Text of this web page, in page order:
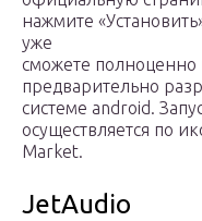
нажмите
уже
сможете полноценно
предварительно
системе android.
осуществляется по
Market.
JetAudio